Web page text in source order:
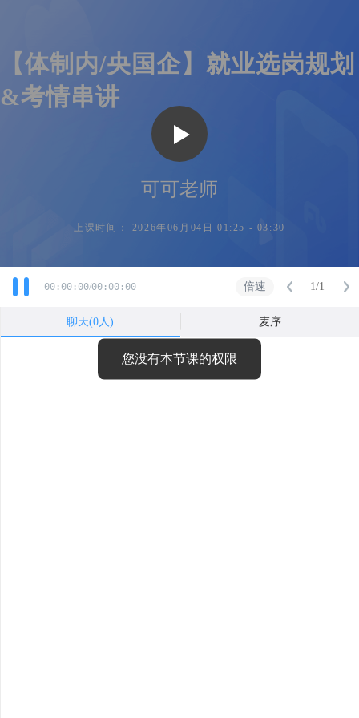
【体制内/央国企】就业选岗规划
&考情串讲
可可老师
上课时间： 2026年06月04日 01:25 - 03:30
00:00:00/00:00:00 1/1
倍速
聊天(0人) 麦序
您没有本节课的权限